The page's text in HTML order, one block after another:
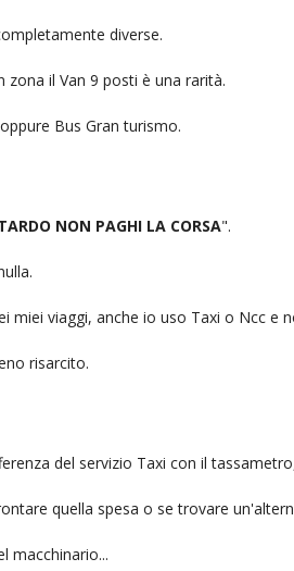
diverse.
il Van 9 posti è una rarità.
Bus Gran turismo.
NON PAGHI LA CORSA".
miei viaggi, anche io uso Taxi o Ncc e
risarcito.
del servizio Taxi con il
quella spesa o se trovare
macchinario...